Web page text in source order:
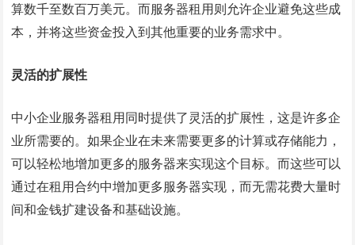
算数千至数百万美元。而服务器租用则允许企业避免这些成
本，并将这些资金投入到其他重要的业务需求中。
灵活的扩展性
中小企业服务器租用同时提供了灵活的扩展性，这是许多企
业所需要的。如果企业在未来需要更多的计算或存储能力，
可以轻松地增加更多的服务器来实现这个目标。而这些可以
通过在租用合约中增加更多服务器实现，而无需花费大量时
间和金钱扩建设备和基础设施。